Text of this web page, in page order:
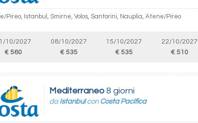
Pireo, Istanbul, Smirne, Volos, Santorini, Nauplia, Atene/Pireo
10/2027
€ 560
08/10/2027
€ 535
15/10/2027
€ 535
22/10/2027
€ 510
Mediterraneo 8 giorni
da Istanbulcon Costa Pacifica